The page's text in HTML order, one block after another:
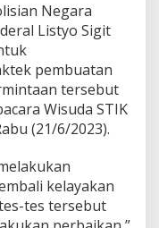
Negara
Listyo Sigit
pembuatan
tersebut
Wisuda STIK
(21/6/2023).
kelayakan
tes tersebut